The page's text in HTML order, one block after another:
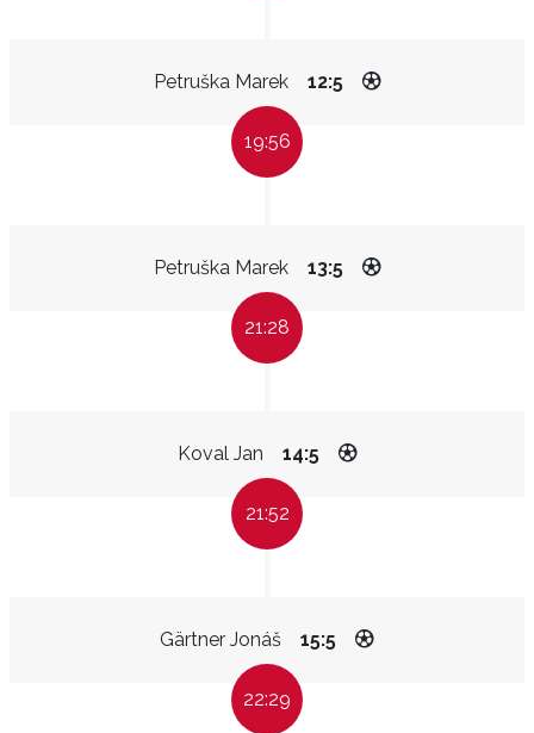
Petruška Marek 12:5
19:56
Petruška Marek 13:5
21:28
Koval Jan 14:5
21:52
Gärtner Jonáš 15:5
22:29